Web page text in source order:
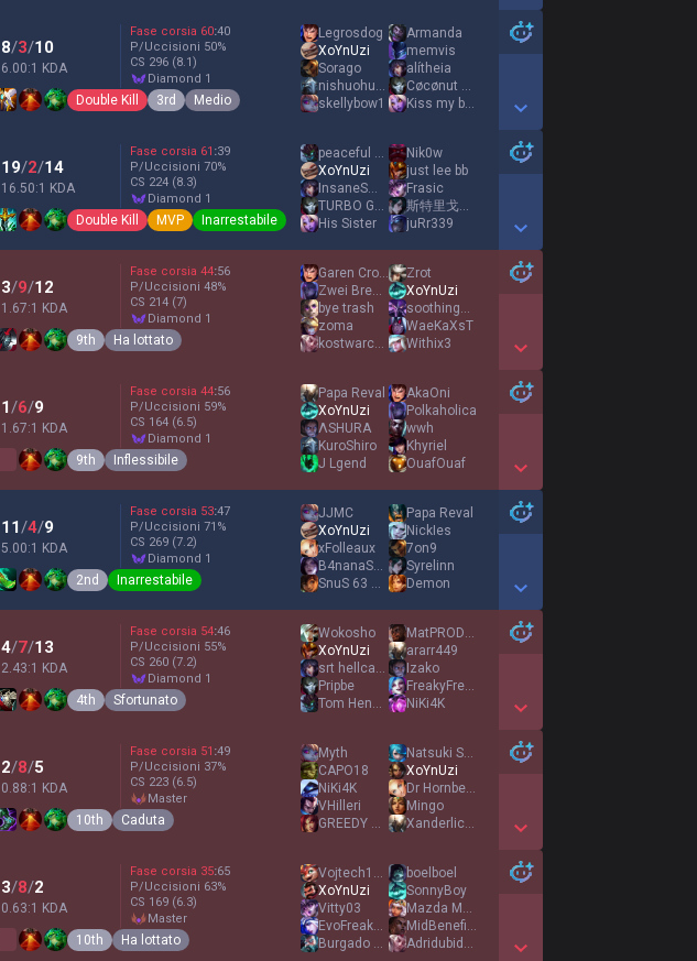
Show More Detail Games
8/3/10
6.00:1 KDA
Fase corsia 60:40
P/Uccisioni 50%
CS 296 (8.1)
diamond 1
Double Kill 3rd Medio
Legrosdog
XoYnUzi
Sorago
nishuohuaa
skellybow1
Armanda
memvis
alítheia
Cøcønut Dream
Kiss my banana
Show More Detail Games
19/2/14
16.50:1 KDA
Fase corsia 61 :39
P/Uccisioni 70%
CS 224 (8.3)
diamond 1
Double Kill MVP Inarrestabile
peaceful menace
XoYnUzi
InsaneSmoke
TURBO GORILLE
His Sister
Nik0w
just lee bb
Frasic
斯特里戈伊雨
juRr339
Show More Detail Games
3/9/12
1.67:1 KDA
Fase corsia 44:56
P/Uccisioni 48%
CS 214 (7)
diamond 1
9th Ha lottato
Garen Crownguard
Zwei BresusKhan
bye trash
zoma
kostwarchain
Zrot
XoYnUzi
soothingsnow
WaeKaXsT
Withix3
Show More Detail Games
1/6/9
1.67:1 KDA
Fase corsia 44:56
P/Uccisioni 59%
CS 164 (6.5)
diamond 1
9th Inflessibile
Papa Reval
XoYnUzi
ΛSHURA
KurοShirο
J Lgend
AkaOni
Polkaholica
wwh
Khyriel
OuafOuaf
Show More Detail Games
11/4/9
5.00:1 KDA
Fase corsia 53:47
P/Uccisioni 71 %
CS 269 (7.2)
diamond 1
2nd Inarrestabile
JJMC
XoYnUzi
xFolleaux
B4nanaSplit
SnuS 63 AMG
Papa Reval
NickIes
7on9
Syrelinn
Demon
Show More Detail Games
4/7/13
2.43:1 KDA
Fase corsia 54:46
P/Uccisioni 55%
CS 260 (7.2)
diamond 1
4th Sfortunato
Wokosho
XoYnUzi
srt hellcat 62
Pripbe
Tom Hengst
MatPROD24
ararr449
Izako
FreakyFreddy
NiKi4K
Show More Detail Games
2/8/5
0.88:1 KDA
Fase corsia 51 :49
P/Uccisioni 37%
CS 223 (6.5)
master
10th Caduta
Myth
CAPO18
NiKi4K
VHilleri
GREEDY VIVIEN
Natsuki Subaru
XoYnUzi
Dr Hornberg
Mingo
Xanderlicious
Show More Detail Games
3/8/2
0.63:1 KDA
Fase corsia 35:65
P/Uccisioni 63%
CS 169 (6.3)
master
10th Ha lottato
Vojtech12026
XoYnUzi
Vitty03
EvoFreakBot
Burgado Enlotado
boelboel
SonnyBoy
Mazda Mx5 NBFL
MidBenefits
Adridubidan